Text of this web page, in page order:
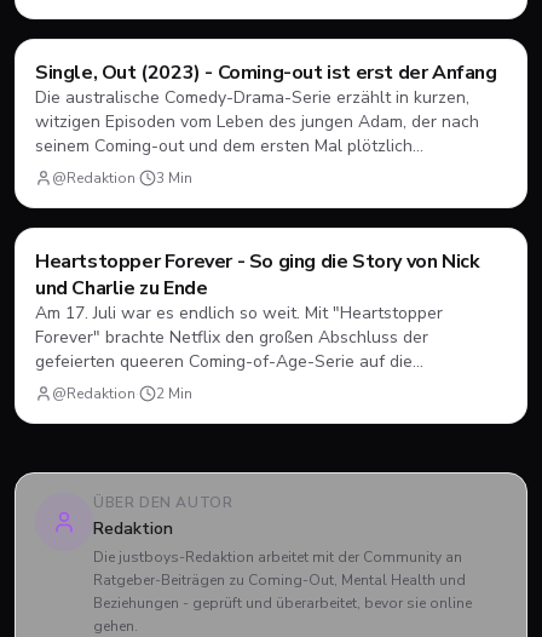
Filme & Serien
Single, Out (2023) - Coming-out ist erst der Anfang
Die australische Comedy-Drama-Serie erzählt in kurzen,
witzigen Episoden vom Leben des jungen Adam, der nach
seinem Coming-out und dem ersten Mal plötzlich
herausfinden muss, wie Dating, Freundschaft und Familie
unter neuen Vorzeichen funktionieren.
@Redaktion· 3 Min
Filme & Serien
Heartstopper Forever - So ging die Story von Nick
und Charlie zu Ende
Am 17. Juli war es endlich so weit. Mit "Heartstopper
Forever" brachte Netflix den großen Abschluss der
gefeierten queeren Coming-of-Age-Serie auf die
Bildschirme. Statt einer vierten Staffel gab es diesmal einen
abendfüllenden Spielfilm. Wir blicken zurück, wie sich Nick
@Redaktion· 2 Min
ÜBER DEN AUTOR
Redaktion
Die justboys-Redaktion arbeitet mit der Community an
Ratgeber-Beiträgen zu Coming-Out, Mental Health und
Beziehungen - geprüft und überarbeitet, bevor sie online
gehen.